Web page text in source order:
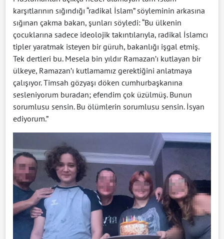
karşıtlarının sığındığı “radikal İslam” söyleminin arkasına
sığınan çakma bakan, şunları söyledi: “Bu ülkenin
çocuklarına sadece ideolojik takıntılarıyla, radikal İslamcı
tipler yaratmak isteyen bir güruh, bakanlığı işgal etmiş.
Tek dertleri bu. Mesela bin yıldır Ramazan’ı kutlayan bir
ülkeye, Ramazan’ı kutlamamız gerektiğini anlatmaya
çalışıyor. Timsah gözyaşı döken cumhurbaşkanına
sesleniyorum buradan; efendim çok üzülmüş. Bunun
sorumlusu sensin. Bu ölümlerin sorumlusu sensin. İsyan
ediyorum.”